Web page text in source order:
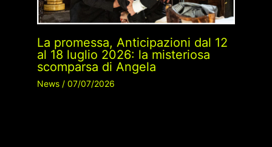
La promessa, Anticipazioni dal 12
al 18 luglio 2026: la misteriosa
scomparsa di Angela
News/ 07/07/2026